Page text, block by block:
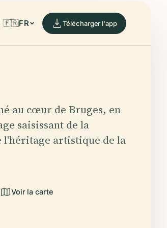
🇫🇷FR Télécharger l'app
au cœur de Bruges, en
saisissant de la
l'héritage artistique de la
Voir la carte